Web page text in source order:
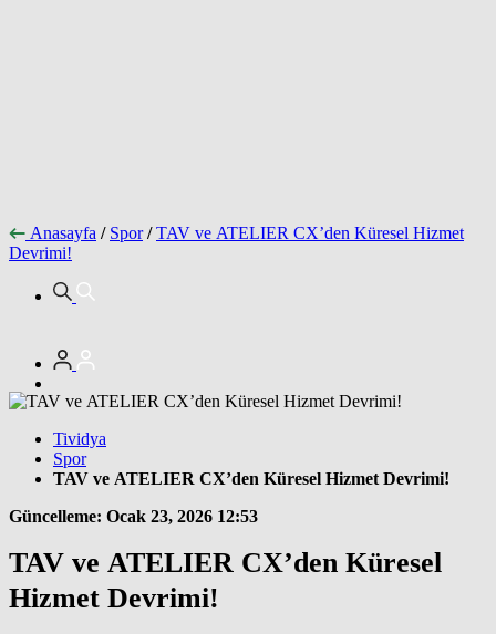
Anasayfa / Spor / TAV ve ATELIER CX’den Küresel Hizmet
Devrimi!
Tividya
Spor
TAV ve ATELIER CX’den Küresel Hizmet Devrimi!
Güncelleme: Ocak 23, 2026 12:53
TAV ve ATELIER CX’den Küresel
Hizmet Devrimi!